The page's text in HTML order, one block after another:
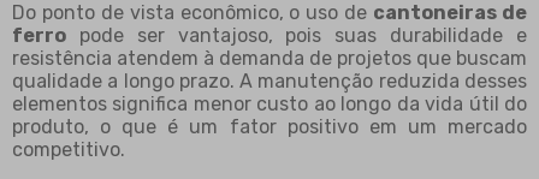
Do ponto de vista econômico, o uso de cantoneiras de
ferro pode ser vantajoso, pois suas durabilidade e
resistência atendem à demanda de projetos que buscam
qualidade a longo prazo. A manutenção reduzida desses
elementos significa menor custo ao longo da vida útil do
produto, o que é um fator positivo em um mercado
competitivo.